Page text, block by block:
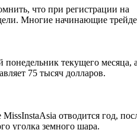
что при регистрации на
Многие начинающие
текущего месяца, а
75 тысяч долларов.
отводится год,
уголка земного шара.